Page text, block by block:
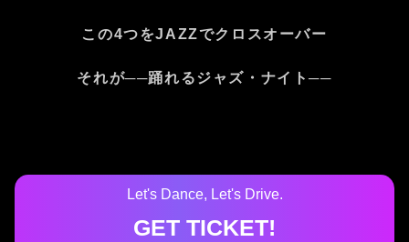
この4つをJAZZでクロスオーバー
それが──踊れるジャズ・ナイト──
Let's Dance, Let's Drive.
GET TICKET!